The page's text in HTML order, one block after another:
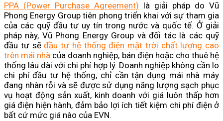
PPA (Power Purchase Agreement) là giải pháp do Vũ
Phong Energy Group tiên phong triển khai với sự tham gia
của các quỹ đầu tư uy tín trong nước và quốc tế. Ở giải
pháp này, Vũ Phong Energy Group và đối tác là các quỹ
đầu tư sẽđầu tư hệ thống điện mặt trời chất lượng cao
trên mái nhà của doanh nghiệp, bán điện hoặc cho thuê hệ
thống lâu dài với chi phí hợp lý. Doanh nghiệp không cần lo
chi phí đầu tư hệ thống, chỉ cần tận dụng mái nhà máy
đang nhàn rỗi và sẽ được sử dụng năng lượng sạch phục
vụ hoạt động sản xuất, kinh doanh với giá luôn thấp hơn
giá điện hiện hành, đảm bảo lợi ích tiết kiệm chi phí điện ở
bất cứ mức giá nào của EVN.